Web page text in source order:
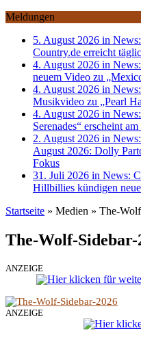
Meldungen
5. August 2026 in News:
Country.de erreicht
4. August 2026 in News:
neuem Video zu
4. August 2026 in News:
Musikvideo zu „Pearl
4. August 2026 in News:
Serenades“ erscheint
2. August 2026 in News:
August 2026: Dolly
Fokus
31. Juli 2026 in News:
Hillbillies kündigen
Startseite » Medien » The-
The-Wolf-Sidebar-
ANZEIGE
ANZEIGE